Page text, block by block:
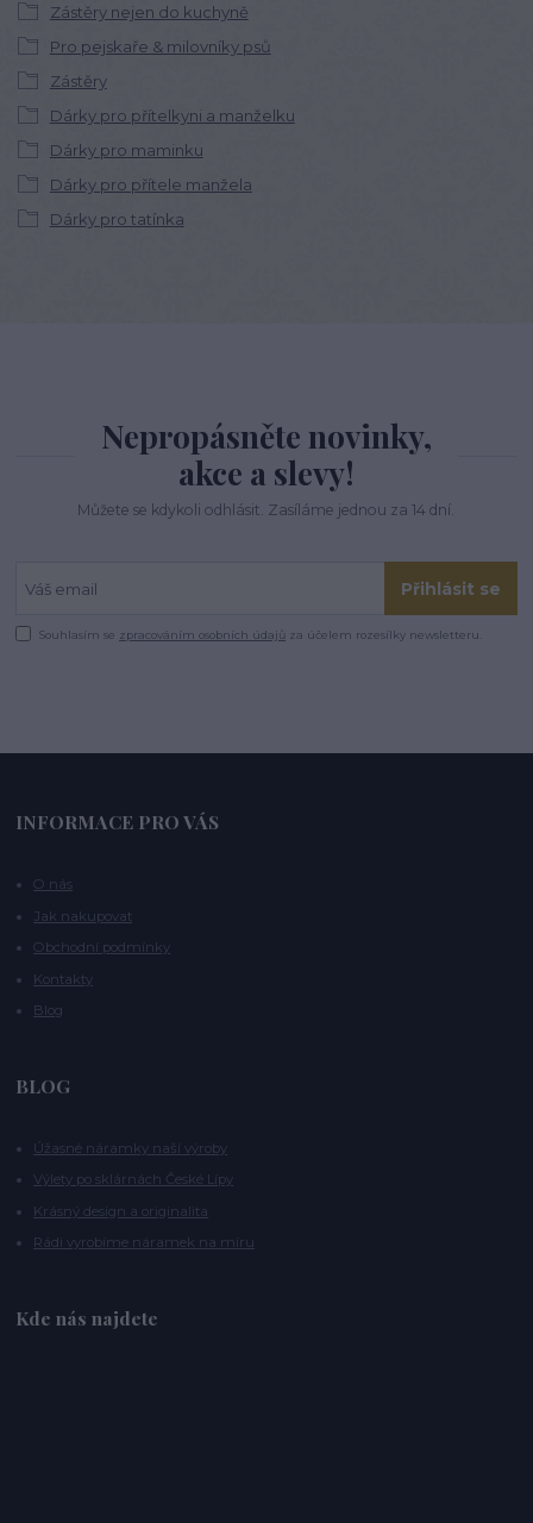
Zástěry nejen do kuchyně
Pro pejskaře & milovníky psů
Zástěry
Dárky pro přítelkyni a manželku
Dárky pro maminku
Dárky pro přítele manžela
Dárky pro tatínka
Nepropásněte novinky,
akce a slevy!
Můžete se kdykoli odhlásit. Zasíláme jednou za 14 dní.
Přihlásit se
Souhlasím se zpracováním osobních údajů za účelem rozesílky newsletteru.
INFORMACE PRO VÁS
O nás
Jak nakupovat
Obchodní podmínky
Kontakty
Blog
BLOG
Úžasné náramky naší výroby
Výlety po sklárnách České Lípy
Krásný design a originalita
Rádi vyrobíme náramek na míru
Kde nás najdete